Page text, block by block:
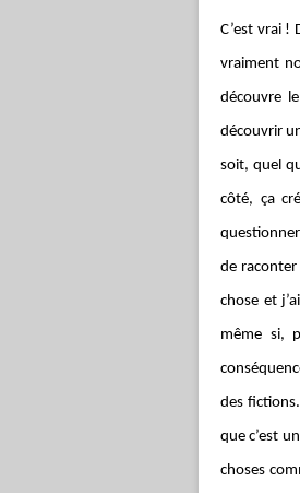
C’est vrai !
vraiment
découvre
découvrir
soit, quel
côté, ça
de
chose et
même si,
des
que c’est
choses